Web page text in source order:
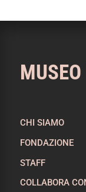
CHI SIAMO
FONDAZIONE
STAFF
COLLABORA